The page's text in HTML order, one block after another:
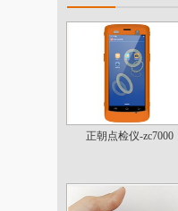
正朝点检仪-zc7000